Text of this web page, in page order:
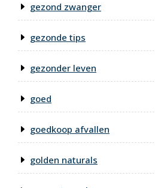
gezond zwanger
gezonde tips
gezonder leven
goed
goedkoop afvallen
golden naturals